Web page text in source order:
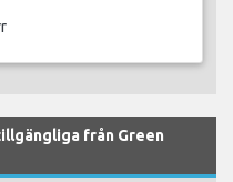
från Green